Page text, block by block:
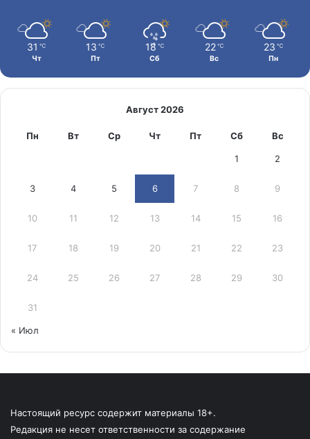
31 ℃
Чт
13 ℃
Пт
18 ℃
Сб
22 ℃
Вс
23 ℃
Пн
Август 2026
Пн Вт Ср Чт Пт Сб Вс
1 2
3 4 5 6 7 8 9
10 11 12 13 14 15 16
17 18 19 20 21 22 23
24 25 26 27 28 29 30
31
« Июл
Настоящий ресурс содержит материалы 18+.
Редакция не несет ответственности за содержание